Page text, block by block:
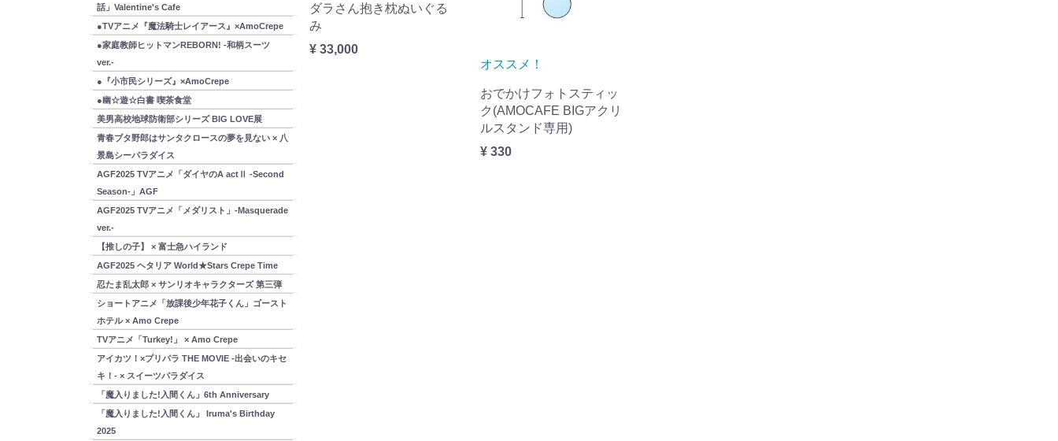
話」Valentine's Cafe
●TVアニメ『魔法騎士レイアース』×AmoCrepe
●家庭教師ヒットマンREBORN! -和柄スーツ
ver.-
●『小市民シリーズ』×AmoCrepe
●幽☆遊☆白書 喫茶食堂
美男高校地球防衛部シリーズ BIG LOVE展
青春ブタ野郎はサンタクロースの夢を見ない × 八
景島シーパラダイス
AGF2025 TVアニメ「ダイヤのA actⅡ -Second
Season-」AGF
AGF2025 TVアニメ「メダリスト」-Masquerade
ver.-
【推しの子】 × 富士急ハイランド
AGF2025 ヘタリア World★Stars Crepe Time
忍たま乱太郎 × サンリオキャラクターズ 第三弾
ショートアニメ「放課後少年花子くん」ゴースト
ホテル × Amo Crepe
TVアニメ「Turkey!」 × Amo Crepe
アイカツ！×プリパラ THE MOVIE -出会いのキセ
キ！- × スイーツパラダイス
「魔入りました!入間くん」6th Anniversary
「魔入りました!入間くん」 Iruma's Birthday
2025
ダラさん抱き枕ぬいぐる
み
¥ 33,000
オススメ！
おでかけフォトスティッ
ク(AMOCAFE BIGアクリ
ルスタンド専用)
¥ 330